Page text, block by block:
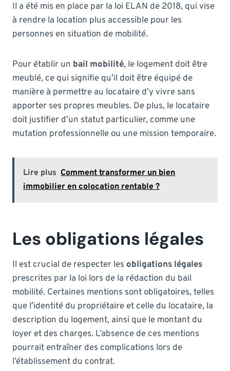
Il a été mis en place par la loi ELAN de 2018, qui vise
à rendre la location plus accessible pour les
personnes en situation de mobilité.
Pour établir un bail mobilité, le logement doit être
meublé, ce qui signifie qu’il doit être équipé de
manière à permettre au locataire d’y vivre sans
apporter ses propres meubles. De plus, le locataire
doit justifier d’un statut particulier, comme une
mutation professionnelle ou une mission temporaire.
Lire plus Comment transformer un bien
immobilier en colocation rentable ?
Les obligations légales
Il est crucial de respecter les obligations légales
prescrites par la loi lors de la rédaction du bail
mobilité. Certaines mentions sont obligatoires, telles
que l’identité du propriétaire et celle du locataire, la
description du logement, ainsi que le montant du
loyer et des charges. L’absence de ces mentions
pourrait entraîner des complications lors de
l’établissement du contrat.